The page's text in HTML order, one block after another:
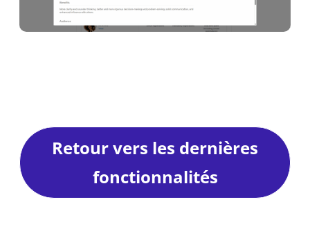
Retour vers les dernières
fonctionnalités